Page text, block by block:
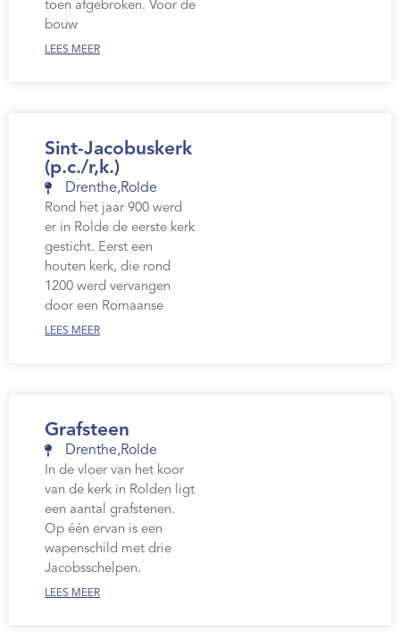
toen afgebroken. Voor de
bouw
LEES MEER
Sint-Jacobuskerk
(p.c./r,k.)
Drenthe,Rolde
Rond het jaar 900 werd
er in Rolde de eerste kerk
gesticht. Eerst een
houten kerk, die rond
1200 werd vervangen
door een Romaanse
LEES MEER
Grafsteen
Drenthe,Rolde
In de vloer van het koor
van de kerk in Rolden ligt
een aantal grafstenen.
Op één ervan is een
wapenschild met drie
Jacobsschelpen.
LEES MEER